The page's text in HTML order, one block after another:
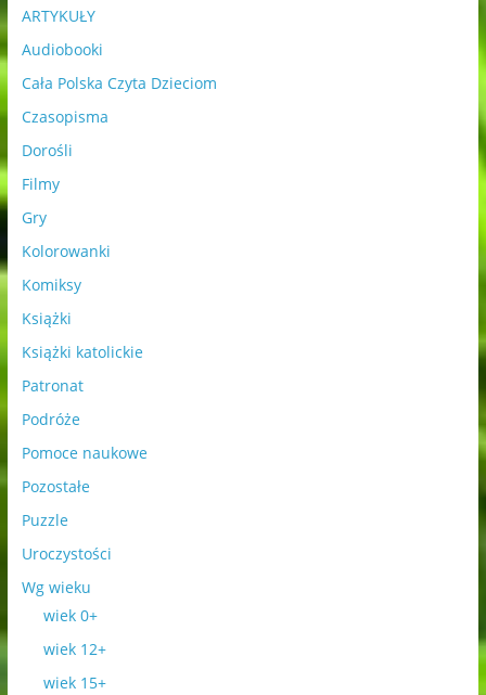
ARTYKUŁY
Audiobooki
Cała Polska Czyta Dzieciom
Czasopisma
Dorośli
Filmy
Gry
Kolorowanki
Komiksy
Książki
Książki katolickie
Patronat
Podróże
Pomoce naukowe
Pozostałe
Puzzle
Uroczystości
Wg wieku
wiek 0+
wiek 12+
wiek 15+